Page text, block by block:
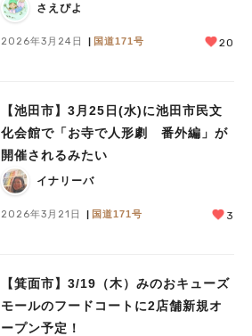
さえぴよ
2026年3月24日 国道171号 20
【池田市】3月25日(水)に池田市民文
化会館で「お寺で人形劇 番外編」が
開催されるみたい
イナリーバ
2026年3月21日 国道171号 3
【箕面市】3/19（木）みのおキューズ
モールのフードコートに2店舗新規オ
ープン予定！